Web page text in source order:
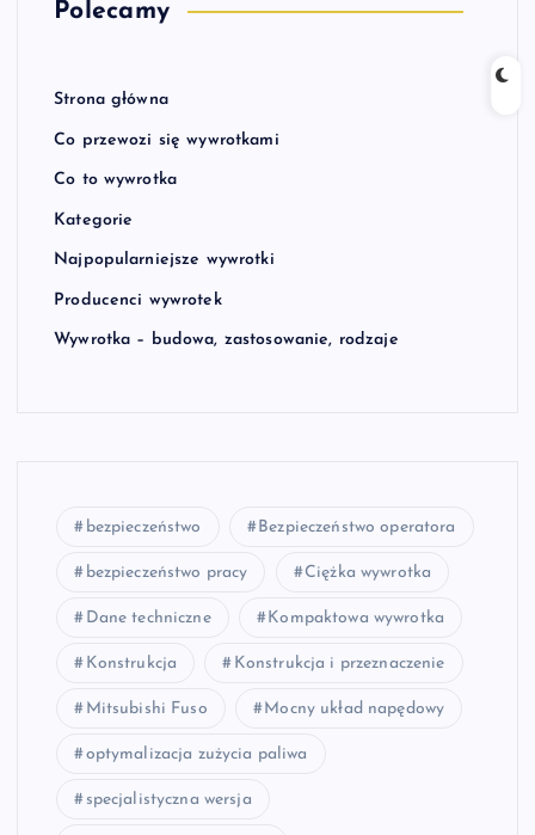
Polecamy
Strona główna
Co przewozi się wywrotkami
Co to wywrotka
Kategorie
Najpopularniejsze wywrotki
Producenci wywrotek
Wywrotka – budowa, zastosowanie, rodzaje
bezpieczeństwo Bezpieczeństwo operatora
bezpieczeństwo pracy Ciężka wywrotka
Dane techniczne Kompaktowa wywrotka
Konstrukcja Konstrukcja i przeznaczenie
Mitsubishi Fuso Mocny układ napędowy
optymalizacja zużycia paliwa
specjalistyczna wersja